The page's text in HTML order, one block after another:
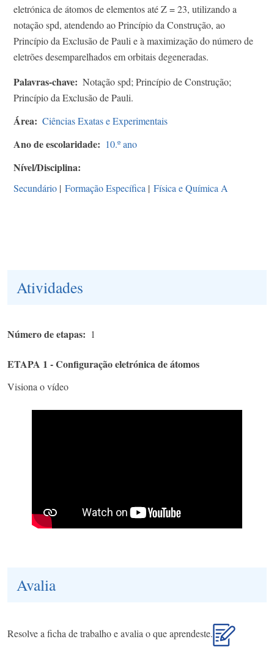
eletrónica de átomos de elementos até Z = 23, utilizando a
notação spd, atendendo ao Princípio da Construção, ao
Princípio da Exclusão de Pauli e à maximização do número de
eletrões desemparelhados em orbitais degeneradas.
Palavras-chave
Notação spd; Princípio de Construção;
Princípio da Exclusão de Pauli.
Área Ciências Exatas e Experimentais
Ano de escolaridade 10.º ano
Nível/Disciplina
Secundário | Formação Específica | Física e Química A
Atividades
Número de etapas 1
ETAPA 1 - Configuração eletrónica de átomos
Visiona o vídeo
Avalia
Resolve a ficha de trabalho e avalia o que aprendeste.